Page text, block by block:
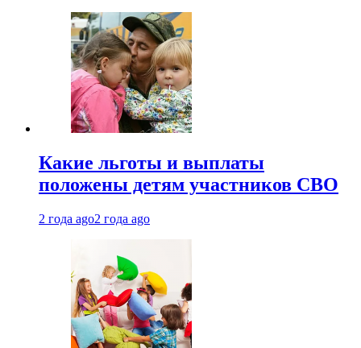
Какие льготы и выплаты
положены детям участников СВО
2 года ago2 года ago